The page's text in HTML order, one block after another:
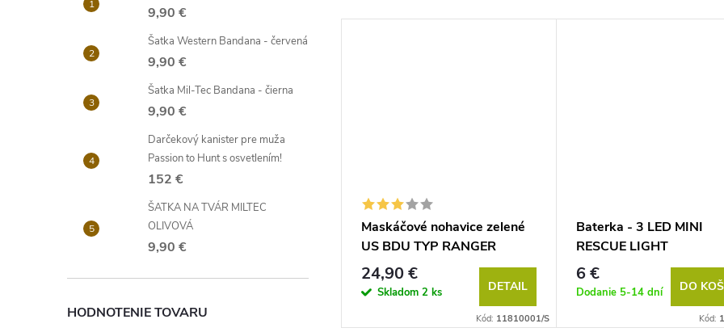
9,90 €
Šatka Western Bandana - červená
9,90 €
Šatka Mil-Tec Bandana - čierna
9,90 €
Darčekový kanister pre muža
Passion to Hunt s osvetlením!
152 €
ŠATKA NA TVÁR MILTEC
OLIVOVÁ
9,90 €
HODNOTENIE TOVARU
Maskáčové nohavice zelené
US BDU TYP RANGER
MILTEC
24,90 €
Skladom 2 ks DETAIL
Kód: 11810001/S
Baterka - 3 LED MINI
RESCUE LIGHT
6 €
Dodanie 5-14 dní DO
Kód: